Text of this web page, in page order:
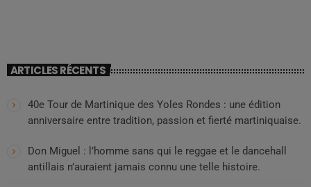
ARTICLES RÉCENTS
40e Tour de Martinique des Yoles Rondes : une édition
anniversaire entre tradition, passion et fierté martiniquaise.
Don Miguel : l’homme sans qui le reggae et le dancehall
antillais n’auraient jamais connu une telle histoire.